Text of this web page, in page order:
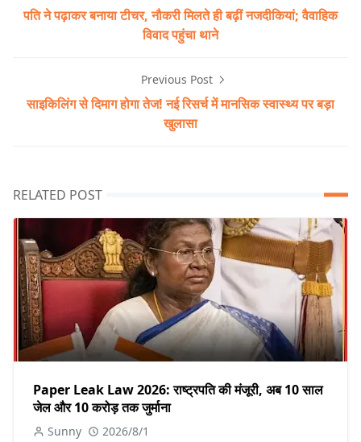
पति ने पढ़ाकर बनाया टीचर, नौकरी मिलते ही बढ़ीं नजदीकियां; वैवाहिक
विवाद पहुंचा थाने
Previous Post
साइकिलिंग से दिमाग होगा तेज! नई रिसर्च में मानसिक स्वास्थ्य पर बड़ा
खुलासा
RELATED POST
Paper Leak Law 2026: राष्ट्रपति की मंजूरी, अब 10 साल
जेल और 10 करोड़ तक जुर्माना
Sunny 2026/8/1